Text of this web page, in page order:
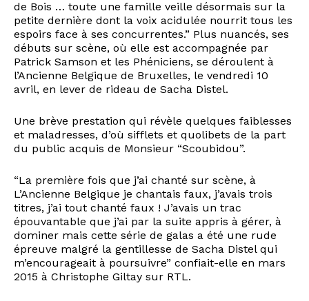
de Bois … toute une famille veille désormais sur la
petite dernière dont la voix acidulée nourrit tous les
espoirs face à ses concurrentes.” Plus nuancés, ses
débuts sur scène, où elle est accompagnée par
Patrick Samson et les Phéniciens, se déroulent à
l’Ancienne Belgique de Bruxelles, le vendredi 10
avril, en lever de rideau de Sacha Distel.
Une brève prestation qui révèle quelques faiblesses
et maladresses, d’où sifflets et quolibets de la part
du public acquis de Monsieur “Scoubidou”.
“La première fois que j’ai chanté sur scène, à
L’Ancienne Belgique je chantais faux, j’avais trois
titres, j’ai tout chanté faux ! J’avais un trac
épouvantable que j’ai par la suite appris à gérer, à
dominer mais cette série de galas a été une rude
épreuve malgré la gentillesse de Sacha Distel qui
m’encourageait à poursuivre” confiait-elle en mars
2015 à Christophe Giltay sur RTL.